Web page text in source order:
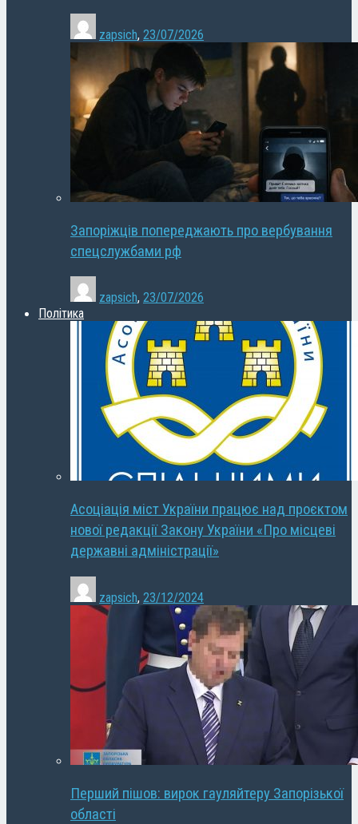
zapsich, 23/07/2026
Запоріжців попереджають про вербування
спецслужбами рф
zapsich, 23/07/2026
Політика
Асоціація міст України працює над проєктом
нової редакції Закону України «Про місцеві
державні адміністрації»
zapsich, 23/12/2024
Перший пішов: вирок гауляйтеру Запорізької
області